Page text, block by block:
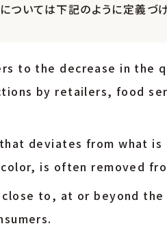
については下記のように定義づ
to the decrease in the
by retailers, food
that deviates from what
is often removed
close to, at or beyond